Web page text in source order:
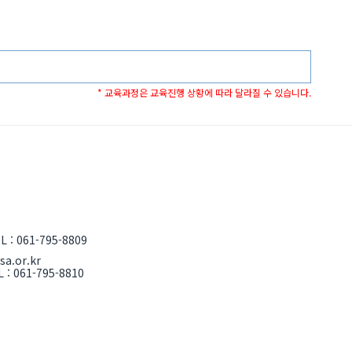
* 교육과정은 교육진행 상황에 따라 달라질 수 있습니다.
: 061-795-8809
: 061-795-8810